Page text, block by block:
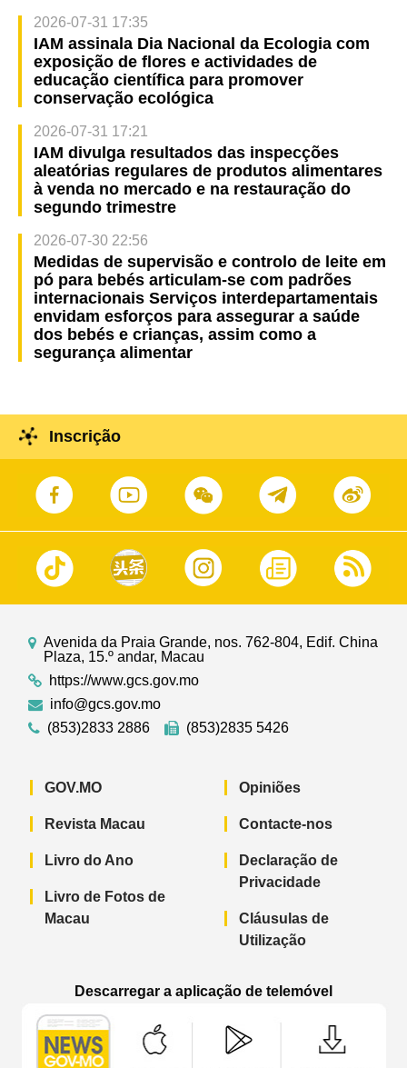
2026-07-31 17:35
IAM assinala Dia Nacional da Ecologia com
exposição de flores e actividades de
educação científica para promover
conservação ecológica
2026-07-31 17:21
IAM divulga resultados das inspecções
aleatórias regulares de produtos alimentares
à venda no mercado e na restauração do
segundo trimestre
2026-07-30 22:56
Medidas de supervisão e controlo de leite em
pó para bebés articulam-se com padrões
internacionais Serviços interdepartamentais
envidam esforços para assegurar a saúde
dos bebés e crianças, assim como a
segurança alimentar
Inscrição
Avenida da Praia Grande, nos. 762-804, Edif. China
Plaza, 15.º andar, Macau
https://www.gcs.gov.mo
info@gcs.gov.mo
(853)2833 2886
(853)2835 5426
GOV.MO
Revista Macau
Livro do Ano
Livro de Fotos de
Macau
Opiniões
Contacte-nos
Declaração de
Privacidade
Cláusulas de
Utilização
Descarregar a aplicação de telemóvel